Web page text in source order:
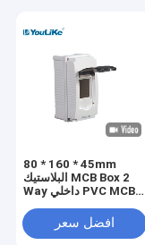
80 * 160 * 45mm
البلاستيك MCB Box 2
Way داخلي PVC MCB
افضل سعر